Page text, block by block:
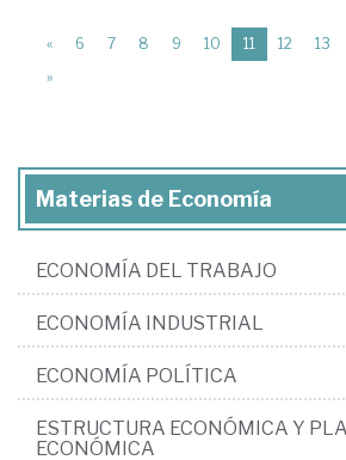
« 6 7 8 9 10 11 (current)
12 13
»
Materias de Economía
ECONOMÍA DEL TRABAJO
ECONOMÍA INDUSTRIAL
ECONOMÍA POLÍTICA
ESTRUCTURA ECONÓMICA Y
ECONÓMICA